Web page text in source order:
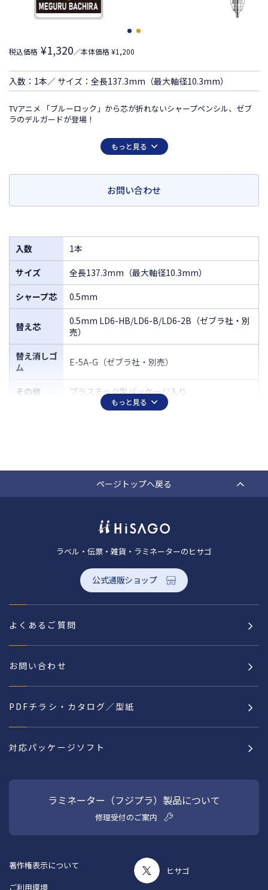
税込価格 ¥1,320／本体価格 ¥1,200
入数：1本／ サイズ：全長137.3mm（最大軸径10.3mm）
TVアニメ 「ブルーロック」から芯が折れないシャープペンシル、ゼブ
ラのデルガードが登場！
この商品は日本国外での販売は許諾されておりません
MADE IN JAPAN
もっと見る
お問い合わせ
入数
1本
サイズ
全長137.3mm（最大軸径10.3mm）
シャープ芯
0.5mm
替え芯
0.5mm LD6-HB/LD6-B/LD6-2B（ゼブラ社・別
売）
替え消しゴ
ム
E-5A-G（ゼブラ社・別売）
その他 プラスチック製パッケージ入り
もっと見る
ページトップへ戻る
ラベル・伝票・雑貨・ラミネーターのヒサゴ
公式通販ショップ
よくあるご質問
お問い合わせ
PDFチラシ・カタログ／型紙
対応パッケージソフト
ラミネーター（フジプラ）製品について
修理受付のご案内
ヒサゴ
著作権表示について
ご利用環境